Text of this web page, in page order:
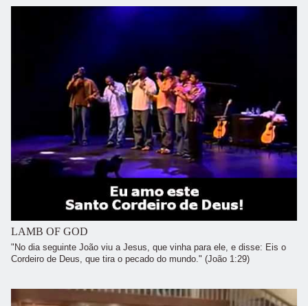
LAMB OF GOD
"No dia seguinte João viu a Jesus, que vinha para ele, e disse: Eis o
Cordeiro de Deus, que tira o pecado do mundo." (João 1:29)